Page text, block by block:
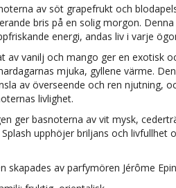
av söt grapefrukt och
bris på en solig morgon.
energi, andas liv i varje
av vanilj och mango ger en exotisk
mjuka, gyllene värme.
av överseende och ren njutning,
livlighet.
ger basnoterna av vit mysk,
upphöjer briljans och livfullhet
skapades av parfymören Jérôme